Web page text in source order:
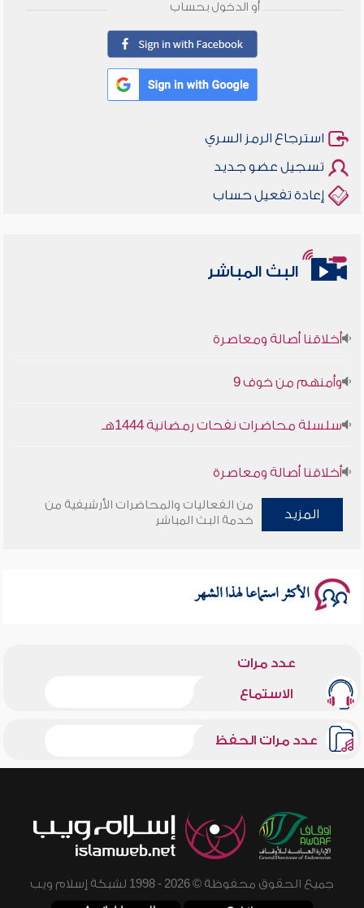
أو الدخول بحساب
استرجاع الرمز السري
تسجيل عضو جديد
إعادة تفعيل حساب
البث المباشر
أخلاقنا أصالة ومعاصرة
وأمنهم من خوف 9
سلسلة محاضرات نفحات رمضانية 1444هـ
أخلاقنا أصالة ومعاصرة
وأمنهم من خوف 9
المزيد
من الفعاليات والمحاضرات الأرشيفية من
خدمة البث المباشر
الأكثر استماعا لهذا الشهر
عدد مرات
الاستماع
عدد مرات الحفظ
جميع الحقوق محفوظة © 2026 - 1998 لشبكة إسلام ويب